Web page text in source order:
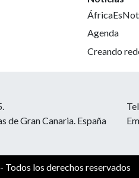
Agenda
Creando
de Gran Canaria. España
Todos los derechos reservados